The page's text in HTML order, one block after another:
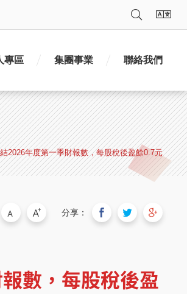
專區 集團事業 聯絡我們
搜尋
2026年度第一季財報數，每股稅後盈餘0.7元
分享：
數，每股稅後盈